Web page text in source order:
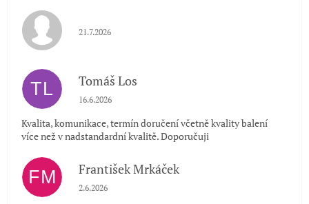
Hodnocení obchodu je 5 z 5 hvězdiček.
21.7.2026
TL Tomáš Los
Hodnocení obchodu je 5 z 5 hvězdiček.
16.6.2026
Kvalita, komunikace, termín doručení včetně kvality balení
více než v nadstandardní kvalitě. Doporučuji
FM František Mrkáček
Hodnocení obchodu je 5 z 5 hvězdiček.
2.6.2026